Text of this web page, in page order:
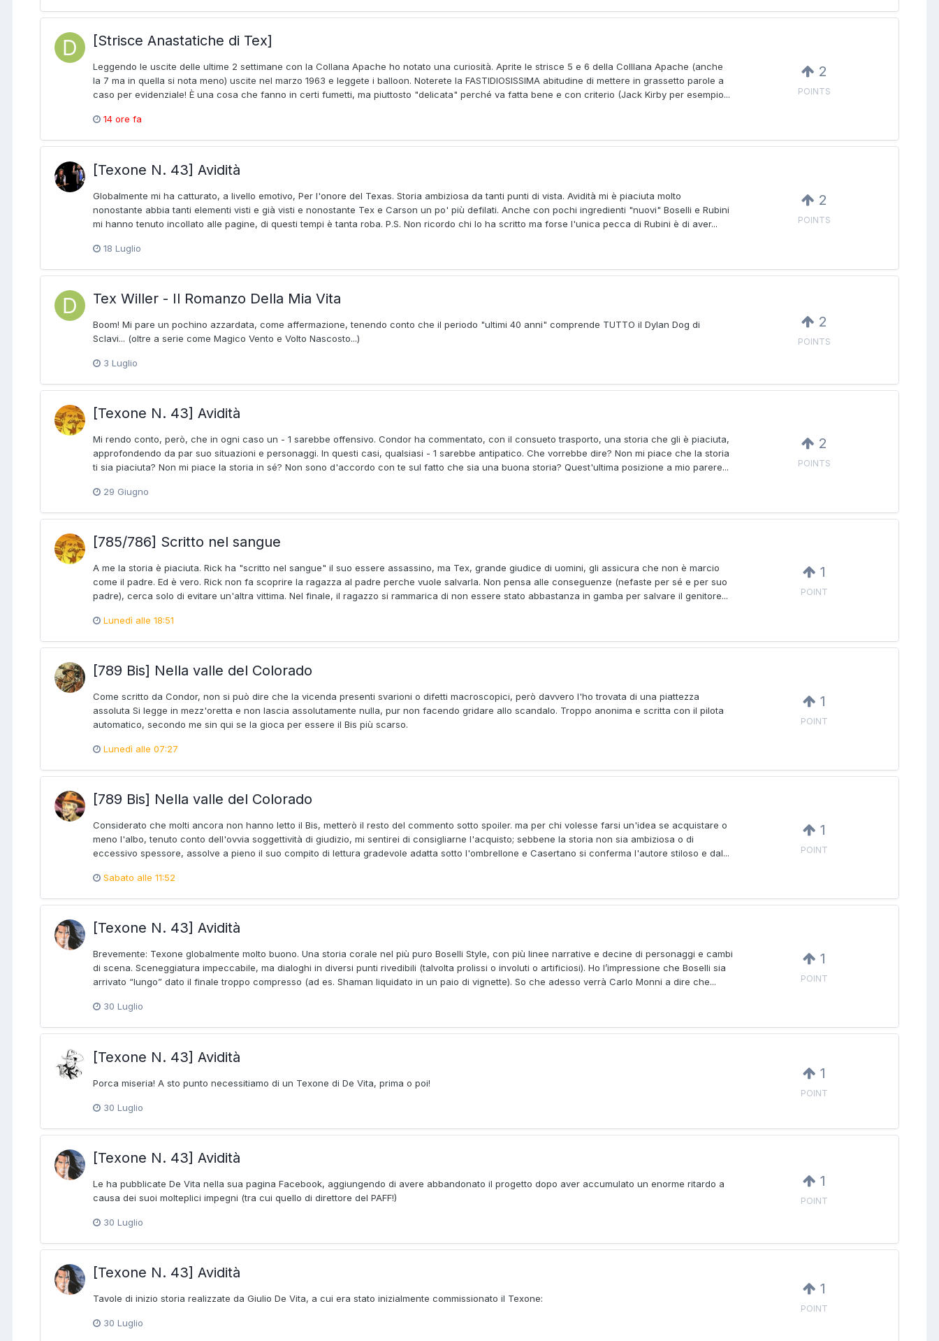
[Strisce Anastatiche di Tex]
Leggendo le uscite delle ultime 2 settimane con la Collana Apache ho notato una curiosità. Aprite le strisce 5 e 6 della Colllana Apache (anche
la 7 ma in quella si nota meno) uscite nel marzo 1963 e leggete i balloon. Noterete la FASTIDIOSISSIMA abitudine di mettere in grassetto parole a
caso per evidenziale! È una cosa che fanno in certi fumetti, ma piuttosto "delicata" perché va fatta bene e con criterio (Jack Kirby per esempio...
14 ore fa
2
POINTS
[Texone N. 43] Avidità
Globalmente mi ha catturato, a livello emotivo, Per l'onore del Texas. Storia ambiziosa da tanti punti di vista. Avidità mi è piaciuta molto
nonostante abbia tanti elementi visti e già visti e nonostante Tex e Carson un po' più defilati. Anche con pochi ingredienti "nuovi" Boselli e Rubini
mi hanno tenuto incollato alle pagine, di questi tempi è tanta roba. P.S. Non ricordo chi lo ha scritto ma forse l'unica pecca di Rubini è di aver...
18 Luglio
2
POINTS
Tex Willer - Il Romanzo Della Mia Vita
Boom! Mi pare un pochino azzardata, come affermazione, tenendo conto che il periodo "ultimi 40 anni" comprende TUTTO il Dylan Dog di
Sclavi... (oltre a serie come Magico Vento e Volto Nascosto...)
3 Luglio
2
POINTS
[Texone N. 43] Avidità
Mi rendo conto, però, che in ogni caso un - 1 sarebbe offensivo. Condor ha commentato, con il consueto trasporto, una storia che gli è piaciuta,
approfondendo da par suo situazioni e personaggi. In questi casi, qualsiasi - 1 sarebbe antipatico. Che vorrebbe dire? Non mi piace che la storia
ti sia piaciuta? Non mi piace la storia in sé? Non sono d'accordo con te sul fatto che sia una buona storia? Quest'ultima posizione a mio parere...
29 Giugno
2
POINTS
[785/786] Scritto nel sangue
A me la storia è piaciuta. Rick ha "scritto nel sangue" il suo essere assassino, ma Tex, grande giudice di uomini, gli assicura che non è marcio
come il padre. Ed è vero. Rick non fa scoprire la ragazza al padre perche vuole salvarla. Non pensa alle conseguenze (nefaste per sé e per suo
padre), cerca solo di evitare un'altra vittima. Nel finale, il ragazzo si rammarica di non essere stato abbastanza in gamba per salvare il genitore...
Lunedì alle 18:51
1
POINT
[789 Bis] Nella valle del Colorado
Come scritto da Condor, non si può dire che la vicenda presenti svarioni o difetti macroscopici, però davvero l'ho trovata di una piattezza
assoluta Si legge in mezz'oretta e non lascia assolutamente nulla, pur non facendo gridare allo scandalo. Troppo anonima e scritta con il pilota
automatico, secondo me sin qui se la gioca per essere il Bis più scarso.
Lunedì alle 07:27
1
POINT
[789 Bis] Nella valle del Colorado
Considerato che molti ancora non hanno letto il Bis, metterò il resto del commento sotto spoiler. ma per chi volesse farsi un'idea se acquistare o
meno l'albo, tenuto conto dell'ovvia soggettività di giudizio, mi sentirei di consigliarne l'acquisto; sebbene la storia non sia ambiziosa o di
eccessivo spessore, assolve a pieno il suo compito di lettura gradevole adatta sotto l'ombrellone e Casertano si conferma l'autore stiloso e dal...
Sabato alle 11:52
1
POINT
[Texone N. 43] Avidità
Brevemente: Texone globalmente molto buono. Una storia corale nel più puro Boselli Style, con più linee narrative e decine di personaggi e cambi
di scena. Sceneggiatura impeccabile, ma dialoghi in diversi punti rivedibili (talvolta prolissi o involuti o artificiosi). Ho l’impressione che Boselli sia
arrivato “lungo” dato il finale troppo compresso (ad es. Shaman liquidato in un paio di vignette). So che adesso verrà Carlo Monni a dire che...
30 Luglio
1
POINT
[Texone N. 43] Avidità
Porca miseria! A sto punto necessitiamo di un Texone di De Vita, prima o poi!
30 Luglio
1
POINT
[Texone N. 43] Avidità
Le ha pubblicate De Vita nella sua pagina Facebook, aggiungendo di avere abbandonato il progetto dopo aver accumulato un enorme ritardo a
causa dei suoi molteplici impegni (tra cui quello di direttore del PAFF!)
30 Luglio
1
POINT
[Texone N. 43] Avidità
Tavole di inizio storia realizzate da Giulio De Vita, a cui era stato inizialmente commissionato il Texone:
30 Luglio
1
POINT